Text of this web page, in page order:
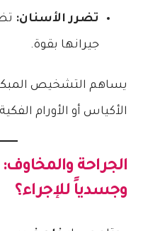
تضرر الأسنان:
جيرانها بقوة.
يساهم التشخيص المبكر
الأكياس أو الأورام
الجراحة
وجسدياً للإجراء؟